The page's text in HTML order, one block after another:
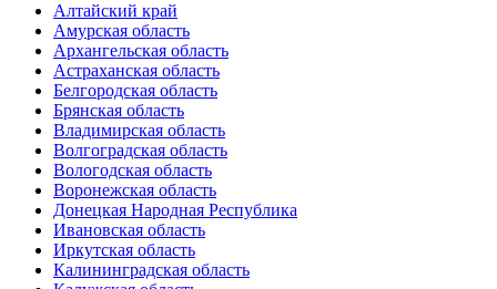
Алтайский край
Амурская область
Архангельская область
Астраханская область
Белгородская область
Брянская область
Владимирская область
Волгоградская область
Вологодская область
Воронежская область
Донецкая Народная Республика
Ивановская область
Иркутская область
Калининградская область